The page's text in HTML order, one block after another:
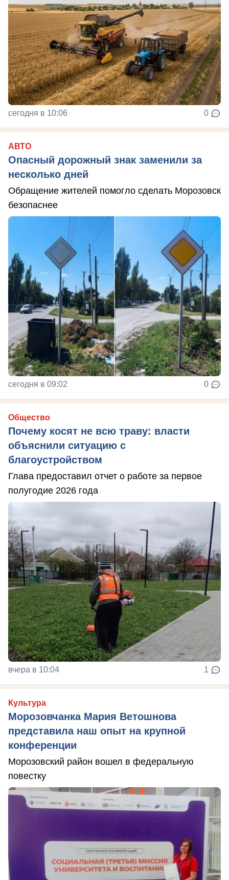
сегодня в 10:06 0
АВТО
Опасный дорожный знак заменили за
несколько дней
Обращение жителей помогло сделать Морозовск
безопаснее
сегодня в 09:02 0
Общество
Почему косят не всю траву: власти
объяснили ситуацию с
благоустройством
Глава предоставил отчет о работе за первое
полугодие 2026 года
вчера в 10:04 1
Культура
Морозовчанка Мария Ветошнова
представила наш опыт на крупной
конференции
Морозовский район вошел в федеральную
повестку